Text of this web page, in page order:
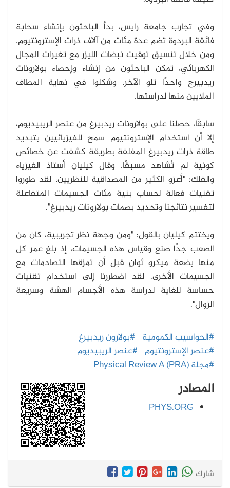
وفي تجارب جامعة رايس، بدأ الباحثون بإنشاء سحابة
فائقة البردوة تضم عدة مئات من آلاف ذرات الإسترونتيوم.
ومن خلال تنسيق توقيت نبضات الليزر مع تغيرات المجال
الكهربائي، تمكن الباحثون من إنشاء وإحصاء بولارونات
ريدبيرج واحدًا تلو الآخر، وشكلوا في نهاية المطاف
الملايين منها لدراستها.
سابقًا، حصلنا على بولارونات ريدبيرغ من عنصر الريبيديوم،
إلا أن استخدام الإسترونتيوم سمح للفيزيائيين بتبديد
طاقة ذرات ريدبيرغ المغلفة بطريقة كشفت عن خصائص
كونية لم تُشاهد مسبقًا. وقال كيليان أستاذ الفيزياء
والفلك: "أعزو الكثير من المصداقية للنظريين، لقد طوروا
تقنيات فعالة لحساب بنية مئات الجسيمات المتفاعلة
لتفسير نتائجنا وتحديد بصمات بولارونات ريدبيرغ".
ويختتم كيليان بالقول: "ومن وجهة نظر تجريبية، كان من
الصعب جدًا صنع وقياس هذه الجسيمات، إذ بلغ عمر كل
منها بضعة ميكرو ثوانٍ قبل أن تمزقها التصادمات مع
الجسيمات الأخرى. لقد اضطررنا إلى استخدام تقنيات
حساسة للغاية لدراسة هذه الأجسام الهشة وسريعة
الزوال".
#الحواسيب الكمومية #بولارون ريدبيرغ
#عنصر الإسترونتيوم #عنصر الريبيديوم
#مجلة (Physical Review A (PRA
المصادر
PHYS.ORG
شارك